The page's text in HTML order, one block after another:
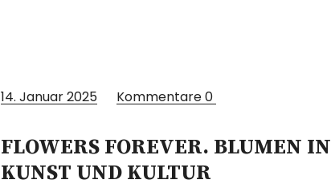
14. Januar 2025 Kommentare0
FLOWERS FOREVER. BLUMEN IN
KUNST UND KULTUR